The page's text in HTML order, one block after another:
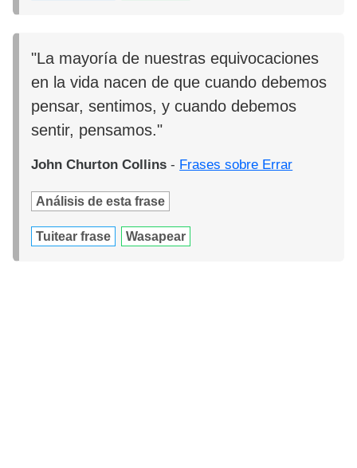
"La mayoría de nuestras equivocaciones
en la vida nacen de que cuando debemos
pensar, sentimos, y cuando debemos
sentir, pensamos."
John Churton Collins - Frases sobre Errar
Análisis de esta frase
Tuitear frase Wasapear